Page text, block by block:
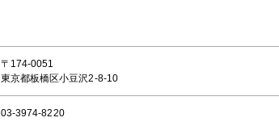
〒174-0051
東京都板橋区小豆沢2-8-10
03-3974-8220